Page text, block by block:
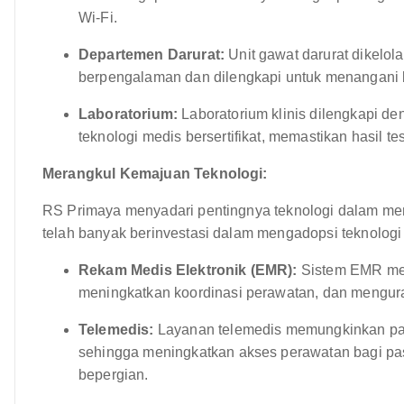
Wi-Fi.
Departemen Darurat: Unit gawat darurat
berpengalaman dan dilengkapi untuk
Laboratorium: Laboratorium klinis dilengkapi
teknologi medis bersertifikat, memastikan hasil
Merangkul Kemajuan Teknologi:
RS Primaya menyadari pentingnya teknologi dalam
telah banyak berinvestasi dalam mengadopsi
Rekam Medis Elektronik (EMR): Sistem EMR
meningkatkan koordinasi perawatan, dan
Telemedis: Layanan telemedis memungkinkan
sehingga meningkatkan akses perawatan bagi
bepergian.